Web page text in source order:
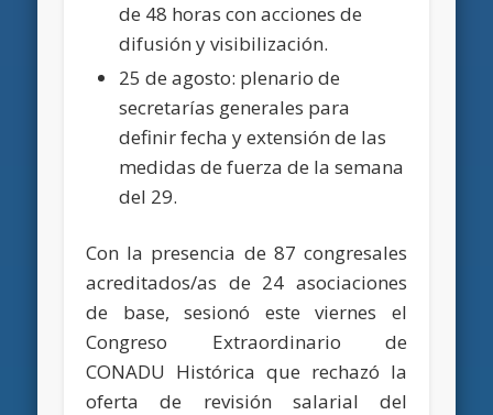
de 48 horas con acciones de
difusión y visibilización.
25 de agosto: plenario de
secretarías generales para
definir fecha y extensión de las
medidas de fuerza de la semana
del 29.
Con la presencia de 87 congresales
acreditados/as de 24 asociaciones
de base, sesionó este viernes el
Congreso Extraordinario de
CONADU Histórica que rechazó la
oferta de revisión salarial del